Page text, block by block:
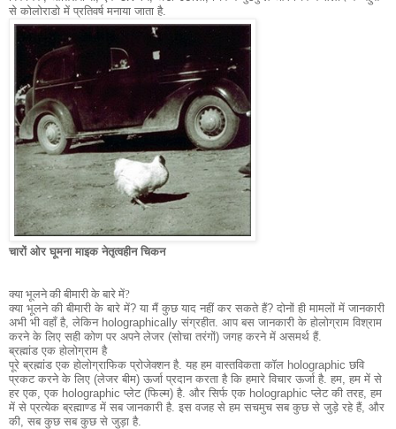
से कोलोराडो में प्रतिवर्ष मनाया जाता है.
चारों ओर घूमना माइक नेतृत्वहीन चिकन
क्या भूलने की बीमारी के बारे में?
क्या भूलने की बीमारी के बारे में? या मैं कुछ याद नहीं कर सकते हैं? दोनों ही मामलों में जानकारी
अभी भी वहाँ है, लेकिन holographically संग्रहीत. आप बस जानकारी के होलोग्राम विश्राम
करने के लिए सही कोण पर अपने लेजर (सोचा तरंगों) जगह करने में असमर्थ हैं.
ब्रह्मांड एक होलोग्राम है
पूरे ब्रह्मांड एक होलोग्राफिक प्रोजेक्शन है. यह हम वास्तविकता कॉल holographic छवि
प्रकट करने के लिए (लेजर बीम) ऊर्जा प्रदान करता है कि हमारे विचार ऊर्जा है. हम, हम में से
हर एक, एक holographic प्लेट (फिल्म) है. और सिर्फ एक holographic प्लेट की तरह, हम
में से प्रत्येक ब्रह्माण्ड में सब जानकारी है. इस वजह से हम सचमुच सब कुछ से जुड़े रहे हैं, और
की, सब कुछ सब कुछ से जुड़ा है.